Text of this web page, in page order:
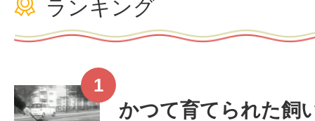
ランキング
かつて育てられた飼